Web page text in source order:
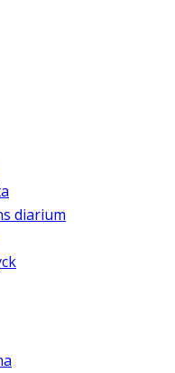
diarium